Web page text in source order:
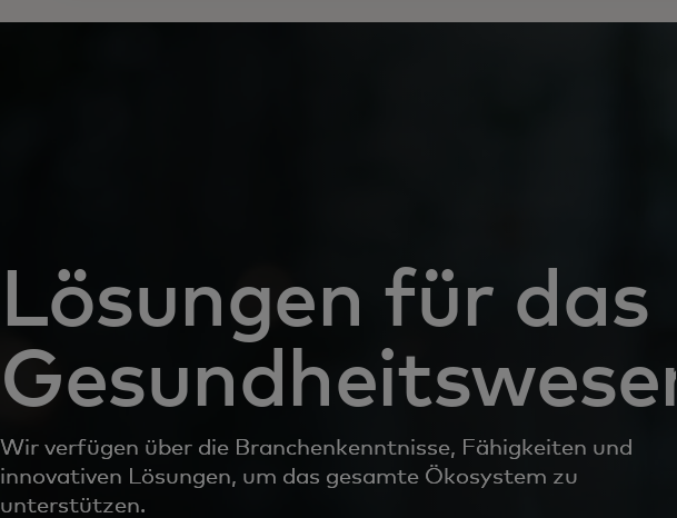
Lösungen für das
Gesundheitswesen
Wir verfügen über die Branchenkenntnisse, Fähigkeiten und
innovativen Lösungen, um das gesamte Ökosystem zu
unterstützen.